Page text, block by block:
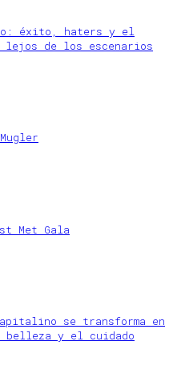
éxito, haters y el
lejos de los escenarios
Met Gala
se transforma en
y el cuidado